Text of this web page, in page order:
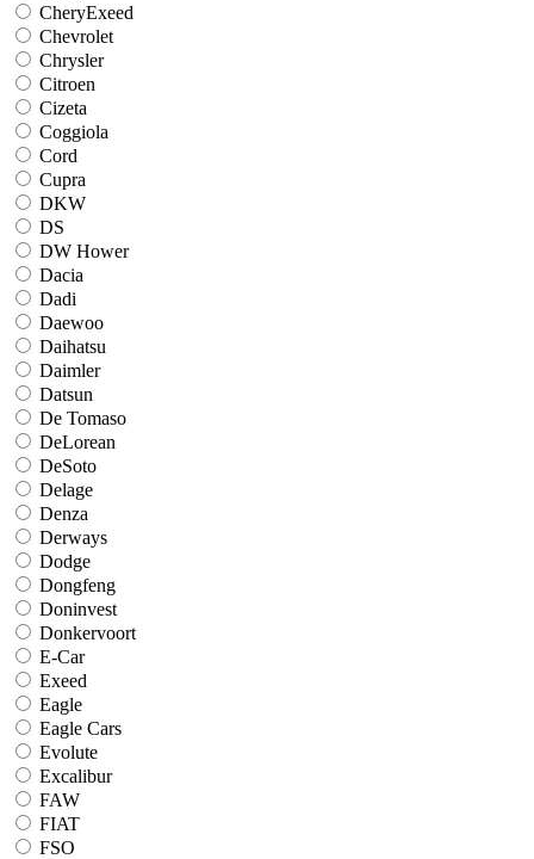
CheryExeed
Chevrolet
Chrysler
Citroen
Cizeta
Coggiola
Cord
Cupra
DKW
DS
DW Hower
Dacia
Dadi
Daewoo
Daihatsu
Daimler
Datsun
De Tomaso
DeLorean
DeSoto
Delage
Denza
Derways
Dodge
Dongfeng
Doninvest
Donkervoort
E-Car
Exeed
Eagle
Eagle Cars
Evolute
Excalibur
FAW
FIAT
FSO